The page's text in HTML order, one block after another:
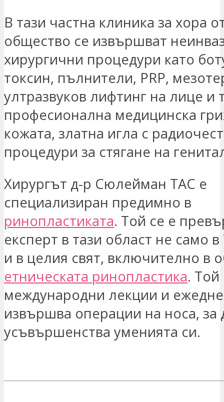
В тази частна клиника за хора
общество се извършват
хирургични процедури като
токсин, пълнители, PRP,
ултразвуков лифтинг на лице и
професионална медицинска
кожата, златна игла с
процедури за стягане на
Хирургът д-р Сюлейман ТАС е
специализиран предимно в
ринопластиката. Той се е
експерт в тази област не само
и в целия свят, включително в
етническата ринопластика. Той
международни лекции и
извършва операции на носа, за
усъвършенства уменията си.